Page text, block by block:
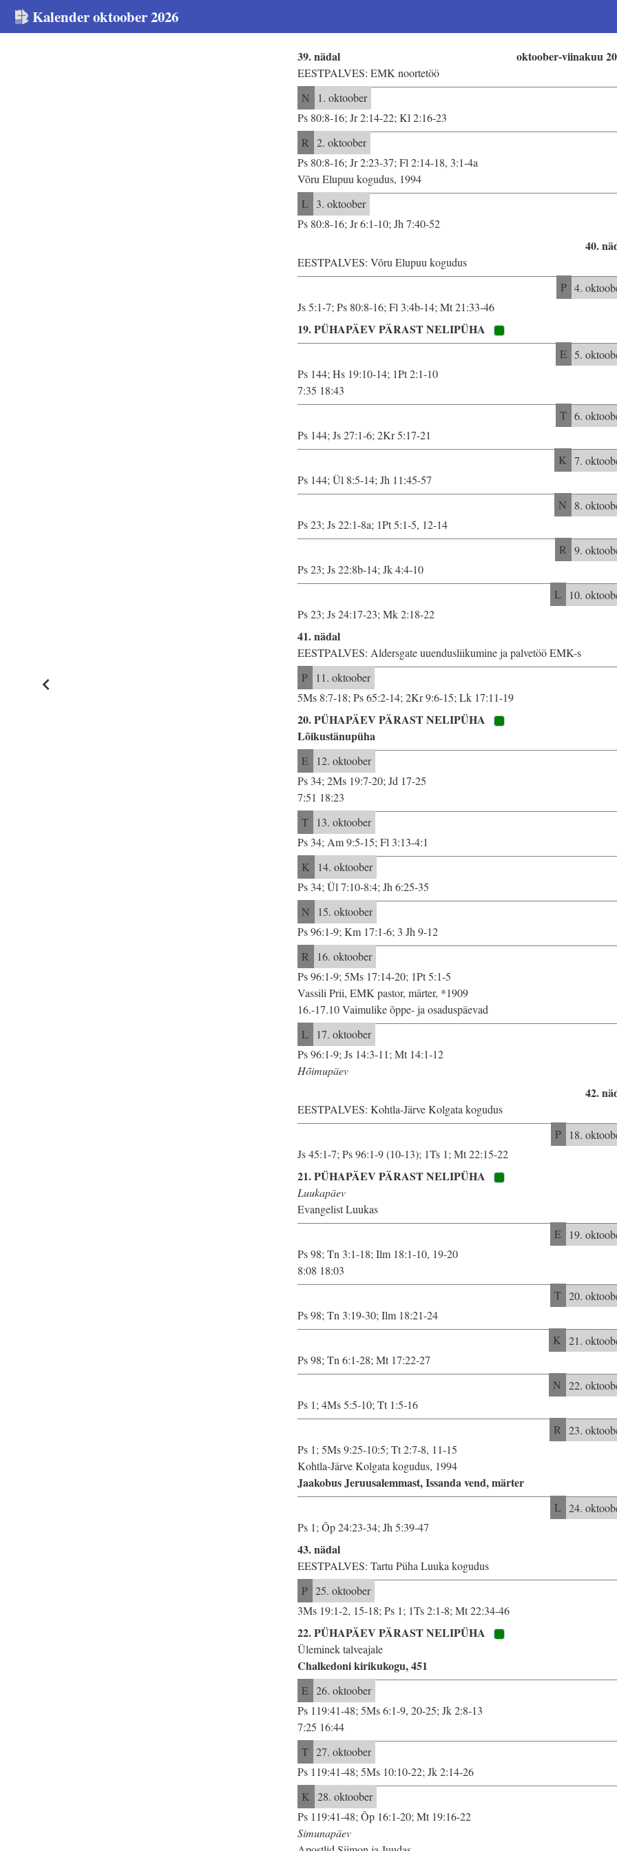
Kalender oktoober 2026
39. nädal oktoober-viinakuu
EESTPALVES: EMK noortetöö
N
1. oktoober
Ps 80:8-16; Jr 2:14-22; Kl 2:16-23
R 2. oktoober
Ps 80:8-16; Jr 2:23-37; Fl 2:14-18, 3:1-4a
Võru Elupuu kogudus, 1994
L 3. oktoober
Ps 80:8-16; Jr 6:1-10; Jh 7:40-52
40.
EESTPALVES: Võru Elupuu kogudus
P 4.
Js 5:1-7; Ps 80:8-16; Fl 3:4b-14; Mt 21:33-46
19. PÜHAPÄEV PÄRAST NELIPÜHA
E 5.
Ps 144; Hs 19:10-14; 1Pt 2:1-10
7:35 18:43
T 6.
Ps 144; Js 27:1-6; 2Kr 5:17-21
K 7.
Ps 144; Ül 8:5-14; Jh 11:45-57
N
8.
Ps 23; Js 22:1-8a; 1Pt 5:1-5, 12-14
R 9.
Ps 23; Js 22:8b-14; Jk 4:4-10
L
10.
Ps 23; Js 24:17-23; Mk 2:18-22
41. nädal
EESTPALVES: Aldersgate uuendusliikumine ja palvetöö EMK-s
P
11. oktoober
5Ms 8:7-18; Ps 65:2-14; 2Kr 9:6-15; Lk 17:11-19
20. PÜHAPÄEV PÄRAST NELIPÜHA
Lõikustänupüha
E
12. oktoober
Ps 34; 2Ms 19:7-20; Jd 17-25
7:51 18:23
T
13. oktoober
Ps 34; Am 9:5-15; Fl 3:13-4:1
K
14. oktoober
Ps 34; Ül 7:10-8:4; Jh 6:25-35
N
15. oktoober
Ps 96:1-9; Km 17:1-6; 3 Jh 9-12
R
16. oktoober
Ps 96:1-9; 5Ms 17:14-20; 1Pt 5:1-5
Vassili Prii, EMK pastor, märter, *1909
16.-17.10 Vaimulike õppe- ja osaduspäevad
L
17. oktoober
Ps 96:1-9; Js 14:3-11; Mt 14:1-12
Hõimupäev
42.
EESTPALVES: Kohtla-Järve Kolgata kogudus
P
18.
Js 45:1-7; Ps 96:1-9 (10-13); 1Ts 1; Mt 22:15-22
21. PÜHAPÄEV PÄRAST NELIPÜHA
Luukapäev
Evangelist Luukas
E
19.
Ps 98; Tn 3:1-18; Ilm 18:1-10, 19-20
8:08 18:03
T 20.
Ps 98; Tn 3:19-30; Ilm 18:21-24
K 21.
Ps 98; Tn 6:1-28; Mt 17:22-27
N 22.
Ps 1; 4Ms 5:5-10; Tt 1:5-16
R 23.
Ps 1; 5Ms 9:25-10:5; Tt 2:7-8, 11-15
Kohtla-Järve Kolgata kogudus, 1994
Jaakobus Jeruusalemmast, Issanda vend, märter
L 24.
Ps 1; Õp 24:23-34; Jh 5:39-47
43. nädal
EESTPALVES: Tartu Püha Luuka kogudus
P 25. oktoober
3Ms 19:1-2, 15-18; Ps 1; 1Ts 2:1-8; Mt 22:34-46
22. PÜHAPÄEV PÄRAST NELIPÜHA
Üleminek talveajale
Chalkedoni kirikukogu, 451
E 26. oktoober
Ps 119:41-48; 5Ms 6:1-9, 20-25; Jk 2:8-13
7:25 16:44
T 27. oktoober
Ps 119:41-48; 5Ms 10:10-22; Jk 2:14-26
K 28. oktoober
Ps 119:41-48; Õp 16:1-20; Mt 19:16-22
Simunapäev